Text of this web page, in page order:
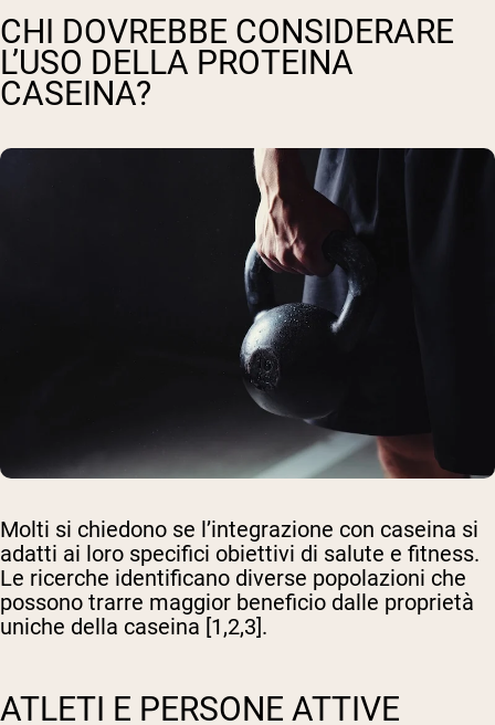
CHI DOVREBBE CONSIDERARE
L’USO DELLA PROTEINA
CASEINA?
Molti si chiedono se l’integrazione con caseina si
adatti ai loro specifici obiettivi di salute e fitness.
Le ricerche identificano diverse popolazioni che
possono trarre maggior beneficio dalle proprietà
uniche della caseina [1,2,3].
ATLETI E PERSONE ATTIVE